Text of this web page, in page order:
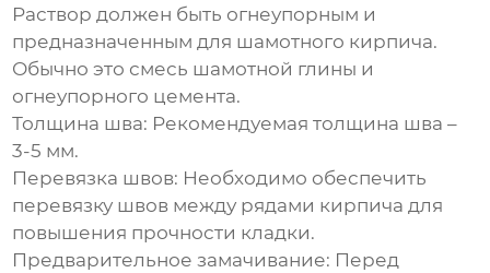
Раствор должен быть огнеупорным и
предназначенным для шамотного кирпича.
Обычно это смесь шамотной глины и
огнеупорного цемента.
Толщина шва: Рекомендуемая толщина шва –
3-5 мм.
Перевязка швов: Необходимо обеспечить
перевязку швов между рядами кирпича для
повышения прочности кладки.
Предварительное замачивание: Перед